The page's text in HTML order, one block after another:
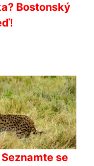
Bostonský
se